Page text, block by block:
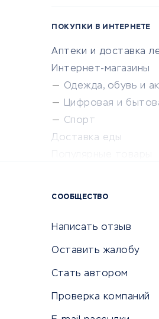
ПОКУПКИ В ИНТЕРНЕТЕ
Аптеки и доставка
Интернет-магазины
Одежда, обувь и
Цифровая и
Спорт
Доставка еды
СООБЩЕСТВО
Написать отзыв
Оставить жалобу
Стать автором
Проверка компаний